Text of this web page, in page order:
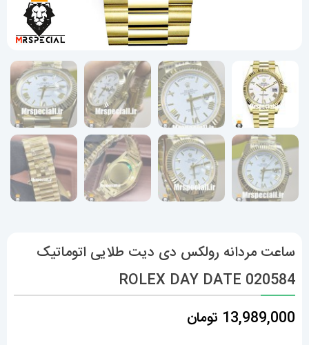
ساعت مردانه رولکس دی دیت طلایی اتوماتیک
020584 ROLEX DAY DATE
13,989,000 تومان